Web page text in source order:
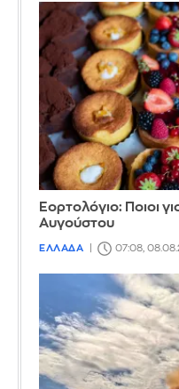
Εορτολόγιο: Ποιοι
Αυγούστου
ΕΛΛΑΔΑ 07:08,